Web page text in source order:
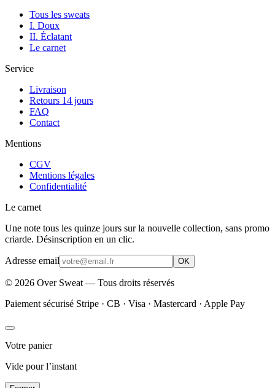
Tous les sweats
I. Doux
II. Éclatant
Le carnet
Service
Livraison
Retours 14 jours
FAQ
Contact
Mentions
CGV
Mentions légales
Confidentialité
Le carnet
Une note tous les quinze jours sur la nouvelle collection, sans promo
criarde. Désinscription en un clic.
Adresse email OK
© 2026 Over Sweat — Tous droits réservés
Paiement sécurisé Stripe · CB · Visa · Mastercard · Apple Pay
Votre panier
Vide pour l’instant